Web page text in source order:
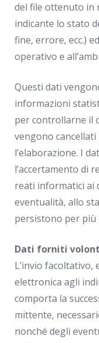
del file ottenuto in
indicante lo stato
fine, errore, ecc.)
operativo e
Questi dati
informazioni
per controllarne il
vengono
l’elaborazione. I
l’accertamento di
reati informatici ai
eventualità, allo
persistono per più
Dati forniti
L’invio
elettronica agli
comporta la
mittente,
nonché degli